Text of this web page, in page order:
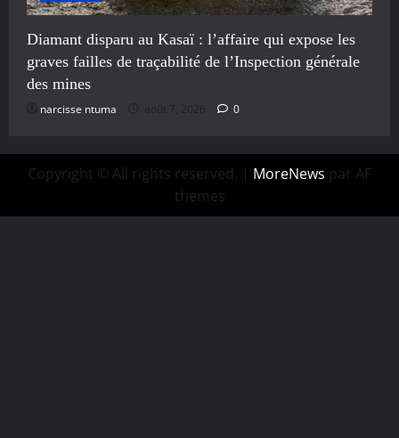
Diamant disparu au Kasaï : l’affaire qui expose les
graves failles de traçabilité de l’Inspection générale
des mines
narcisse ntuma août 7, 2026 0
Copyright © All rights reserved. | MoreNews par AF
themes